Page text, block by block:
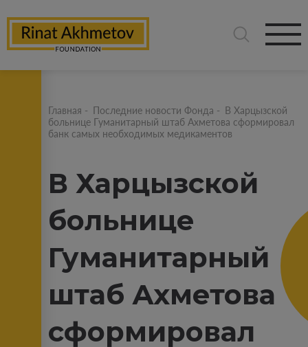
Главная - Последние новости Фонда - В Харцызской
больнице Гуманитарный штаб Ахметова сформировал
банк самых необходимых медикаментов
В Харцызской
больнице
Гуманитарный
штаб Ахметова
сформировал